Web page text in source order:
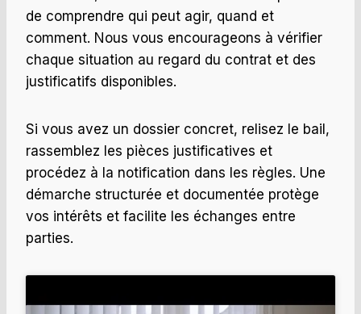
de comprendre qui peut agir, quand et
comment. Nous vous encourageons à vérifier
chaque situation au regard du contrat et des
justificatifs disponibles.
Si vous avez un dossier concret, relisez le bail,
rassemblez les pièces justificatives et
procédez à la notification dans les règles. Une
démarche structurée et documentée protège
vos intérêts et facilite les échanges entre
parties.